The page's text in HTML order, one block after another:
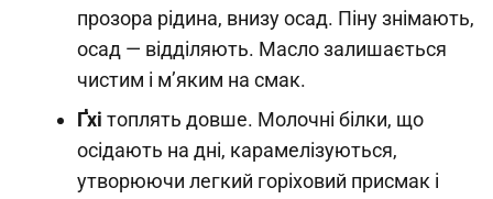
прозора рідина, внизу осад. Піну знімають,
осад — відділяють. Масло залишається
чистим і м’яким на смак.
Ґхі топлять довше. Молочні білки, що
осідають на дні, карамелізуються,
утворюючи легкий горіховий присмак і